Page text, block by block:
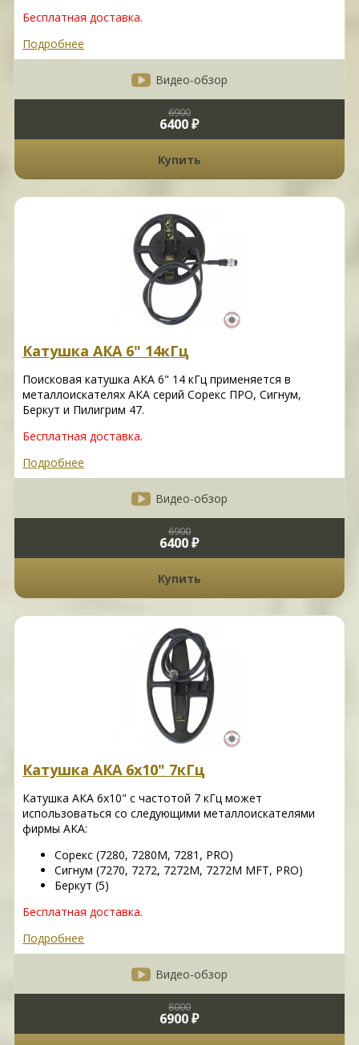
Бесплатная доставка.
Подробнее
Видео-обзор
6900
6400 ₽
Купить
Катушка АКА 6" 14кГц
Поисковая катушка АКА 6" 14 кГц применяется в
металлоискателях АКА серий Сорекс ПРО, Сигнум,
Беркут и Пилигрим 47.
Бесплатная доставка.
Подробнее
Видео-обзор
6900
6400 ₽
Купить
Катушка АКА 6х10" 7кГц
Катушка АКА 6х10" с частотой 7 кГц может
использоваться со следующими металлоискателями
фирмы АКА:
Сорекс (7280, 7280М, 7281, PRO)
Сигнум (7270, 7272, 7272M, 7272M MFT, PRO)
Беркут (5)
Бесплатная доставка.
Подробнее
Видео-обзор
8000
6900 ₽